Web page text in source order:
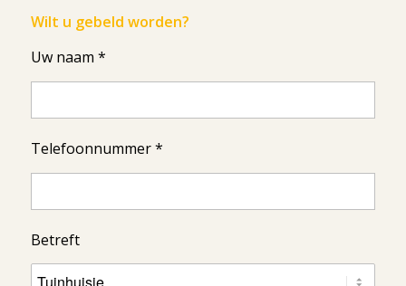
Wilt u gebeld worden?
Uw naam *
Telefoonnummer *
Betreft